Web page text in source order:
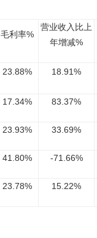
毛利率%
营业收入比上
年增减%
23.88% 18.91%
17.34% 83.37%
23.93% 33.69%
41.80% -71.66%
23.78% 15.22%